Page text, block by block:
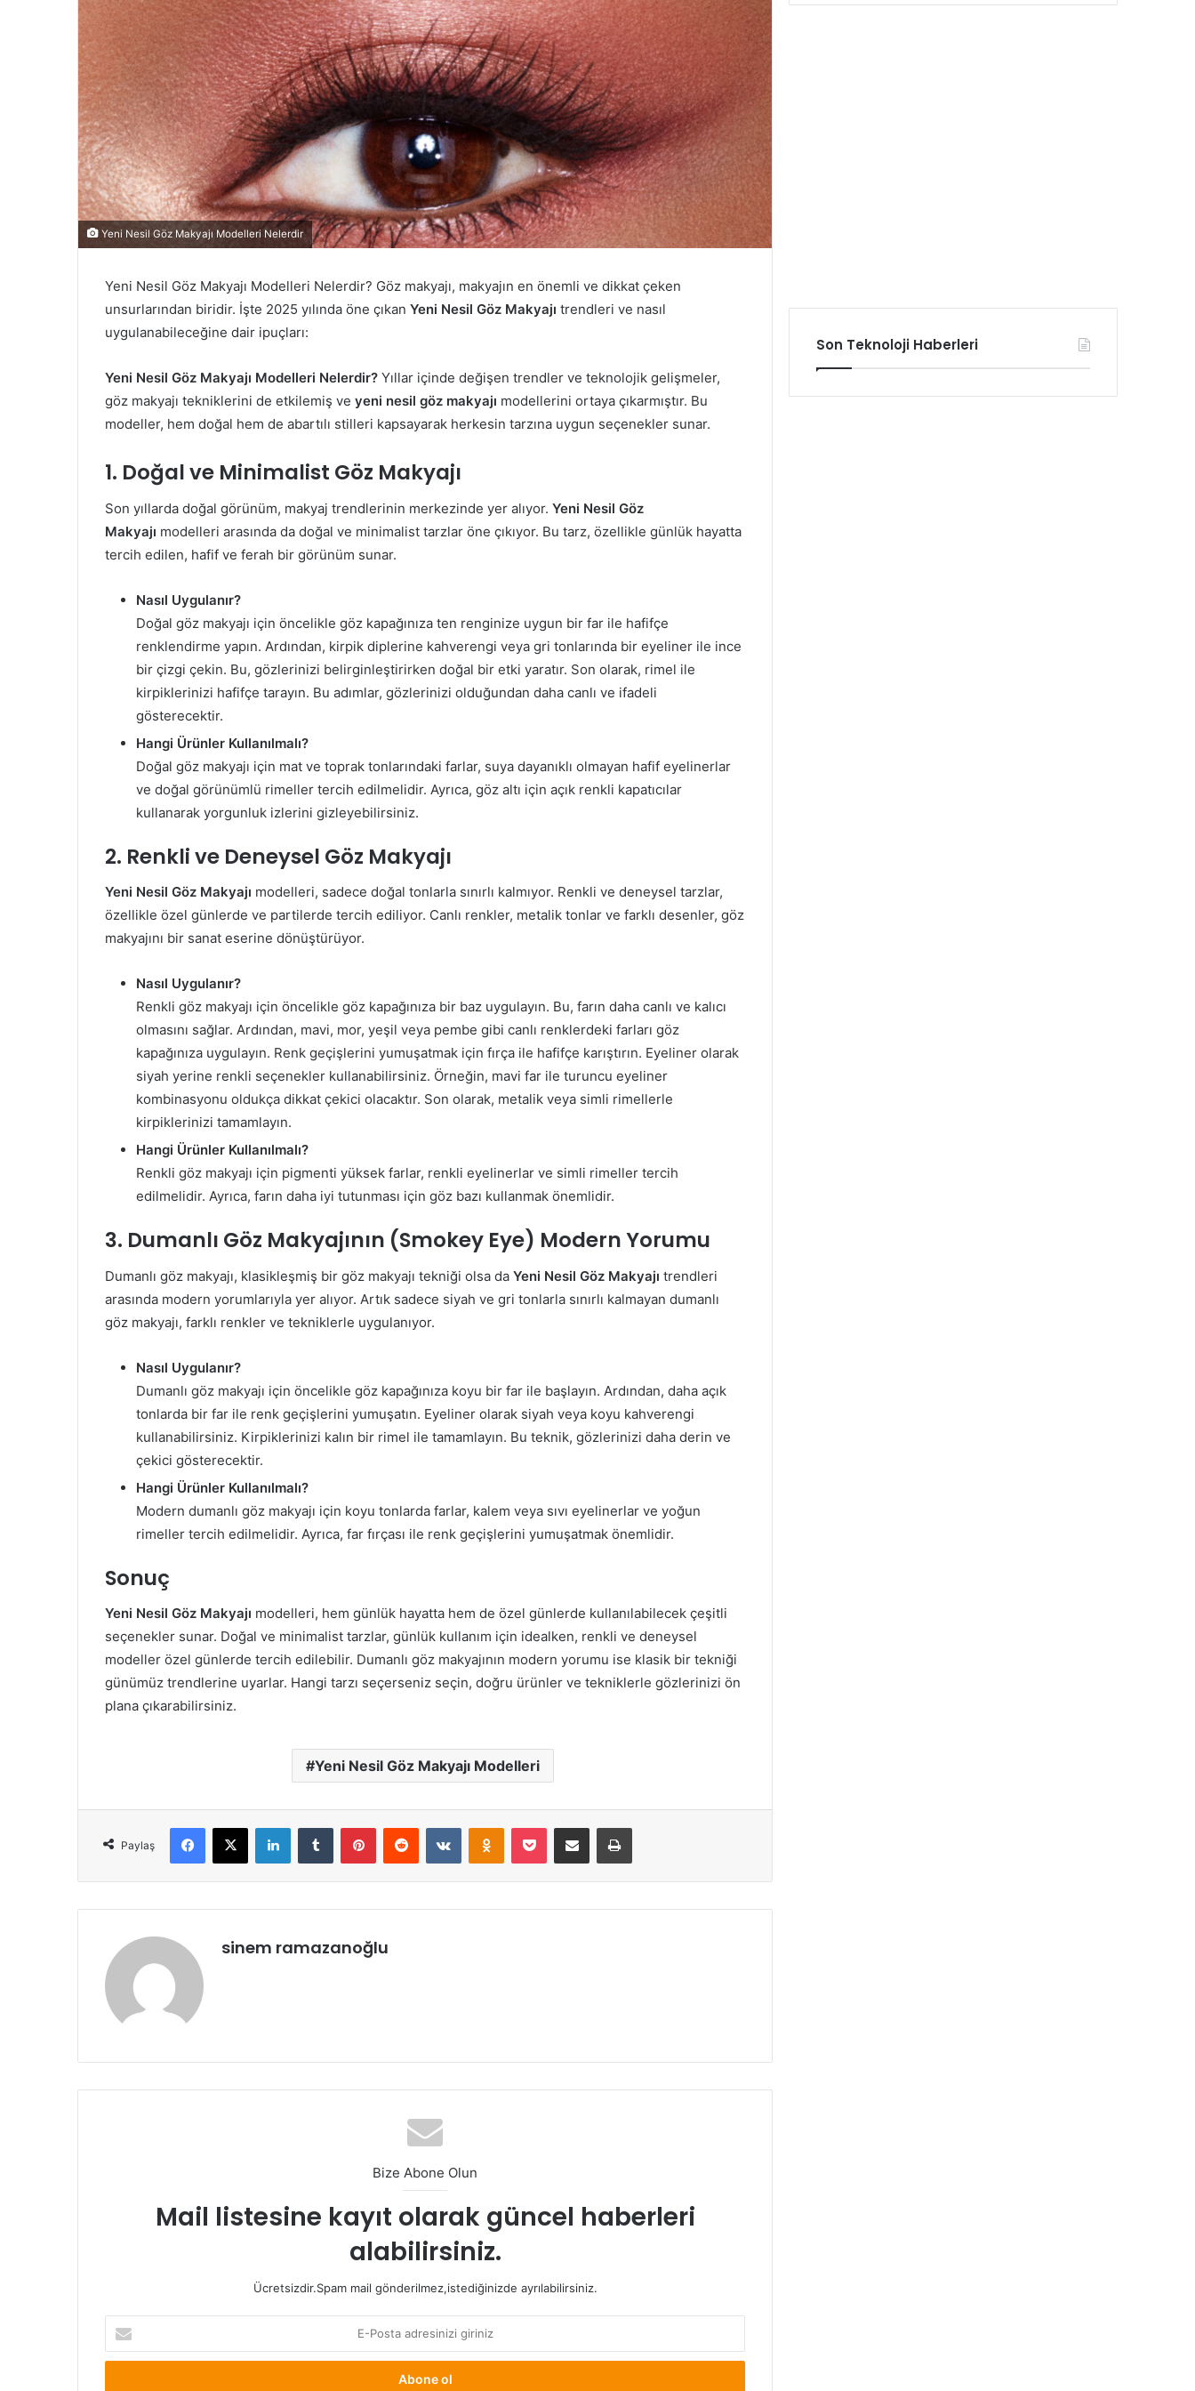
Yeni Nesil Göz Makyajı Modelleri Nelerdir
Yeni Nesil Göz Makyajı Modelleri Nelerdir? Göz makyajı, makyajın en önemli ve dikkat çeken
unsurlarından biridir. İşte 2025 yılında öne çıkan Yeni Nesil Göz Makyajı trendleri ve nasıl
uygulanabileceğine dair ipuçları:
Yeni Nesil Göz Makyajı Modelleri Nelerdir? Yıllar içinde değişen trendler ve teknolojik gelişmeler,
göz makyajı tekniklerini de etkilemiş ve yeni nesil göz makyajı modellerini ortaya çıkarmıştır. Bu
modeller, hem doğal hem de abartılı stilleri kapsayarak herkesin tarzına uygun seçenekler sunar.
1. Doğal ve Minimalist Göz Makyajı
Son yıllarda doğal görünüm, makyaj trendlerinin merkezinde yer alıyor. Yeni Nesil Göz
Makyajı modelleri arasında da doğal ve minimalist tarzlar öne çıkıyor. Bu tarz, özellikle günlük hayatta
tercih edilen, hafif ve ferah bir görünüm sunar.
Nasıl Uygulanır?
Doğal göz makyajı için öncelikle göz kapağınıza ten renginize uygun bir far ile hafifçe
renklendirme yapın. Ardından, kirpik diplerine kahverengi veya gri tonlarında bir eyeliner ile ince
bir çizgi çekin. Bu, gözlerinizi belirginleştirirken doğal bir etki yaratır. Son olarak, rimel ile
kirpiklerinizi hafifçe tarayın. Bu adımlar, gözlerinizi olduğundan daha canlı ve ifadeli
gösterecektir.
Hangi Ürünler Kullanılmalı?
Doğal göz makyajı için mat ve toprak tonlarındaki farlar, suya dayanıklı olmayan hafif eyelinerlar
ve doğal görünümlü rimeller tercih edilmelidir. Ayrıca, göz altı için açık renkli kapatıcılar
kullanarak yorgunluk izlerini gizleyebilirsiniz.
2. Renkli ve Deneysel Göz Makyajı
Yeni Nesil Göz Makyajı modelleri, sadece doğal tonlarla sınırlı kalmıyor. Renkli ve deneysel tarzlar,
özellikle özel günlerde ve partilerde tercih ediliyor. Canlı renkler, metalik tonlar ve farklı desenler, göz
makyajını bir sanat eserine dönüştürüyor.
Nasıl Uygulanır?
Renkli göz makyajı için öncelikle göz kapağınıza bir baz uygulayın. Bu, farın daha canlı ve kalıcı
olmasını sağlar. Ardından, mavi, mor, yeşil veya pembe gibi canlı renklerdeki farları göz
kapağınıza uygulayın. Renk geçişlerini yumuşatmak için fırça ile hafifçe karıştırın. Eyeliner olarak
siyah yerine renkli seçenekler kullanabilirsiniz. Örneğin, mavi far ile turuncu eyeliner
kombinasyonu oldukça dikkat çekici olacaktır. Son olarak, metalik veya simli rimellerle
kirpiklerinizi tamamlayın.
Hangi Ürünler Kullanılmalı?
Renkli göz makyajı için pigmenti yüksek farlar, renkli eyelinerlar ve simli rimeller tercih
edilmelidir. Ayrıca, farın daha iyi tutunması için göz bazı kullanmak önemlidir.
3. Dumanlı Göz Makyajının (Smokey Eye) Modern Yorumu
Dumanlı göz makyajı, klasikleşmiş bir göz makyajı tekniği olsa da Yeni Nesil Göz Makyajı trendleri
arasında modern yorumlarıyla yer alıyor. Artık sadece siyah ve gri tonlarla sınırlı kalmayan dumanlı
göz makyajı, farklı renkler ve tekniklerle uygulanıyor.
Nasıl Uygulanır?
Dumanlı göz makyajı için öncelikle göz kapağınıza koyu bir far ile başlayın. Ardından, daha açık
tonlarda bir far ile renk geçişlerini yumuşatın. Eyeliner olarak siyah veya koyu kahverengi
kullanabilirsiniz. Kirpiklerinizi kalın bir rimel ile tamamlayın. Bu teknik, gözlerinizi daha derin ve
çekici gösterecektir.
Hangi Ürünler Kullanılmalı?
Modern dumanlı göz makyajı için koyu tonlarda farlar, kalem veya sıvı eyelinerlar ve yoğun
rimeller tercih edilmelidir. Ayrıca, far fırçası ile renk geçişlerini yumuşatmak önemlidir.
Sonuç
Yeni Nesil Göz Makyajı modelleri, hem günlük hayatta hem de özel günlerde kullanılabilecek çeşitli
seçenekler sunar. Doğal ve minimalist tarzlar, günlük kullanım için idealken, renkli ve deneysel
modeller özel günlerde tercih edilebilir. Dumanlı göz makyajının modern yorumu ise klasik bir tekniği
günümüz trendlerine uyarlar. Hangi tarzı seçerseniz seçin, doğru ürünler ve tekniklerle gözlerinizi ön
plana çıkarabilirsiniz.
Yeni Nesil Göz Makyajı Modelleri
Paylaş
Facebook
X LinkedInTumblr PinterestReddit VKontakteOdnoklassniki
Pocket E-Posta ile paylaş Yazdır
sinem ramazanoğlu
Bize Abone Olun
Mail listesine kayıt olarak güncel haberleri
alabilirsiniz.
Ücretsizdir.Spam mail gönderilmez,istediğinizde ayrılabilirsiniz.
Posta
adresinizi
Son Teknoloji Haberleri